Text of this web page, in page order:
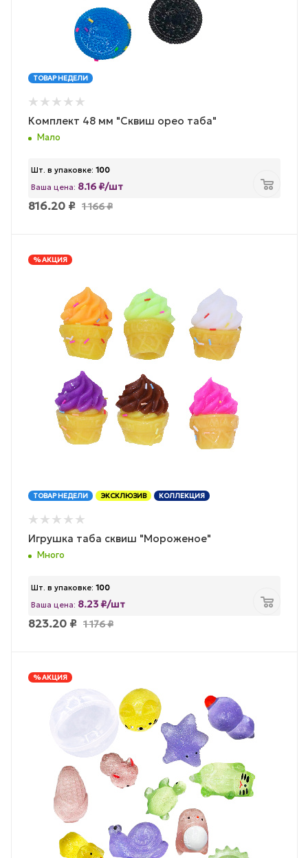
ТОВАР НЕДЕЛИ
Комплект 48 мм "Сквиш орео таба"
Мало
Шт. в упаковке: 100
Ваша цена: 8.16 ₽/шт
816.20 ₽ 1 166₽
% АКЦИЯ
ТОВАР НЕДЕЛИ ЭКСКЛЮЗИВ КОЛЛЕКЦИЯ
Игрушка таба сквиш "Мороженое"
Много
Шт. в упаковке: 100
Ваша цена: 8.23 ₽/шт
823.20 ₽ 1 176₽
% АКЦИЯ